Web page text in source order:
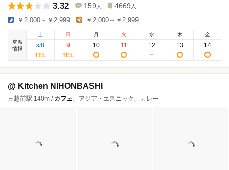
3.32 159 人 4669 人
￥2,000～￥2,999 ￥2,000～￥2,999
空席
情報
土
8/8
日
9
月
10
火
11
水
12
木
13
金
14
@ Kitchen NIHONBASHI
三越前駅 140m / カフェ、アジア・エスニック、カレー